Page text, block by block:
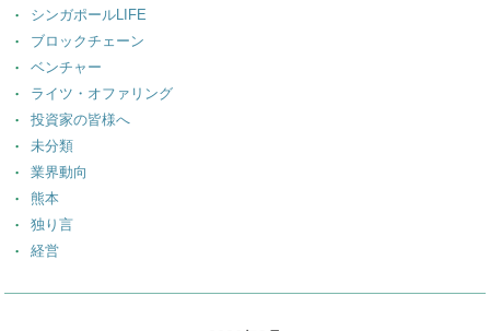
シンガポールLIFE
ブロックチェーン
ベンチャー
ライツ・オファリング
投資家の皆様へ
未分類
業界動向
熊本
独り言
経営